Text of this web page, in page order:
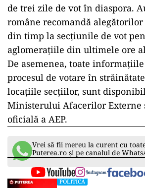
de trei zile de vot în diaspora.
române recomandă alegătorilor
din timp la secțiunile de vot
aglomerațiile din ultimele ore
De asemenea, toate
procesul de votare în
locațiile secțiilor, sunt
Ministerului Afacerilor Externe
oficială a AEP.
Vrei să fii mereu la curent cu
Puterea.ro și pe canalul de
POLITICĂ